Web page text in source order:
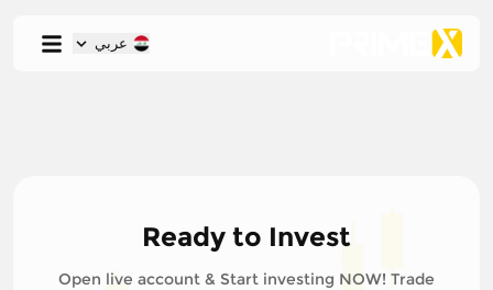
عربي
Ready to Invest
Open live account & Start investing NOW! Trade